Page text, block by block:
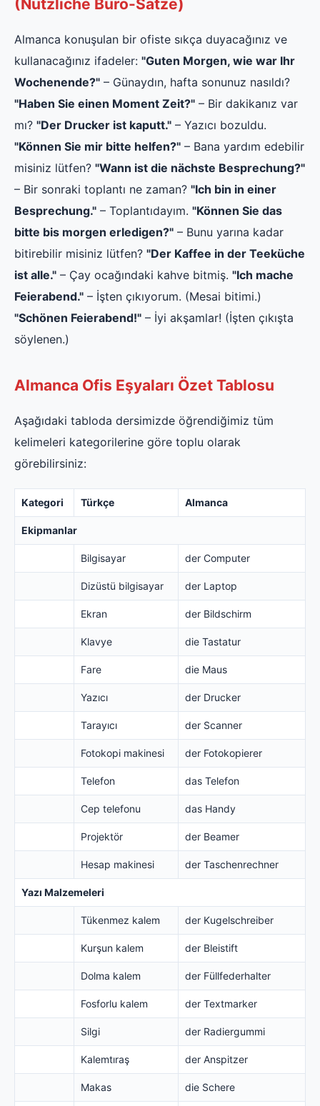
(Nützliche Büro-Sätze)
Almanca konuşulan bir ofiste sıkça duyacağınız ve
kullanacağınız ifadeler: "Guten Morgen, wie war Ihr
Wochenende?" – Günaydın, hafta sonunuz nasıldı?
"Haben Sie einen Moment Zeit?" – Bir dakikanız var
mı? "Der Drucker ist kaputt." – Yazıcı bozuldu.
"Können Sie mir bitte helfen?" – Bana yardım edebilir
misiniz lütfen? "Wann ist die nächste Besprechung?"
– Bir sonraki toplantı ne zaman? "Ich bin in einer
Besprechung." – Toplantıdayım. "Können Sie das
bitte bis morgen erledigen?" – Bunu yarına kadar
bitirebilir misiniz lütfen? "Der Kaffee in der Teeküche
ist alle." – Çay ocağındaki kahve bitmiş. "Ich mache
Feierabend." – İşten çıkıyorum. (Mesai bitimi.)
"Schönen Feierabend!" – İyi akşamlar! (İşten çıkışta
söylenen.)
Almanca Ofis Eşyaları Özet Tablosu
Aşağıdaki tabloda dersimizde öğrendiğimiz tüm
kelimeleri kategorilerine göre toplu olarak
görebilirsiniz:
Kategori Türkçe Almanca
Ekipmanlar
Bilgisayar der Computer
Dizüstü bilgisayar der Laptop
Ekran der Bildschirm
Klavye die Tastatur
Fare die Maus
Yazıcı der Drucker
Tarayıcı der Scanner
Fotokopi makinesi der Fotokopierer
Telefon das Telefon
Cep telefonu das Handy
Projektör der Beamer
Hesap makinesi der Taschenrechner
Yazı Malzemeleri
Tükenmez kalem der Kugelschreiber
Kurşun kalem der Bleistift
Dolma kalem der Füllfederhalter
Fosforlu kalem der Textmarker
Silgi der Radiergummi
Kalemtıraş der Anspitzer
Makas die Schere